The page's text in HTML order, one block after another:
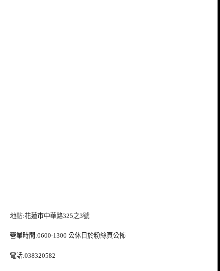
地點:花蓮市中華路325之3號
營業時間:0600-1300 公休日於粉絲頁公怖
電話:038320582